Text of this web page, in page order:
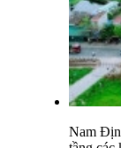
Nam